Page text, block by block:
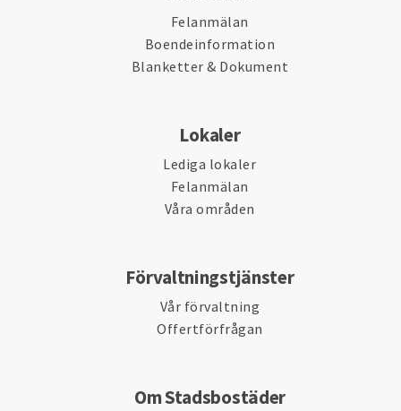
Felanmälan
Boendeinformation
Blanketter & Dokument
Lokaler
Lediga lokaler
Felanmälan
Våra områden
Förvaltningstjänster
Vår förvaltning
Offertförfrågan
Om Stadsbostäder